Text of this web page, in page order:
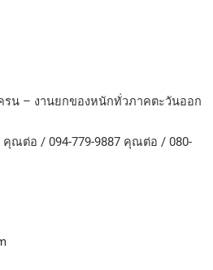
รน – งานยกของหนักทั่วภาคตะวันออก
คุณต่อ / 094-779-9887 คุณต่อ / 080-